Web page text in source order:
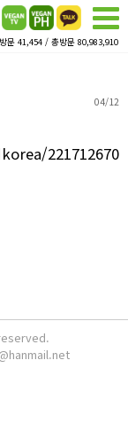
문 41,454 / 총방문 80,983,910
04/12
221712670